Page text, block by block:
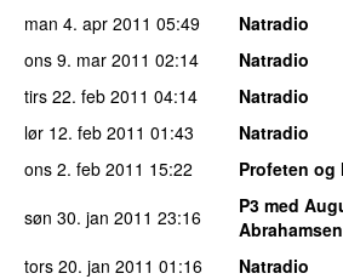
man 4. apr 2011 05:49
Natradio
ons 9. mar 2011 02:14
Natradio
tirs 22. feb 2011 04:14
Natradio
lør 12. feb 2011 01:43
Natradio
ons 2. feb 2011 15:22
Profeten og
søn 30. jan 2011 23:16
P3 med
Abrahamsen
tors 20. jan 2011 01:16
Natradio